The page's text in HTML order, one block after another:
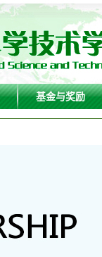
基金与奖励